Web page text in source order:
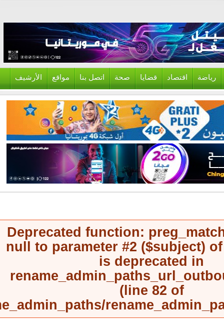
اقتصاد قضايا صحة اتصل بنا مواقع الأرشيف
Deprecated function:
null to parameter #2 ($subject)
is deprecated in
(line82of